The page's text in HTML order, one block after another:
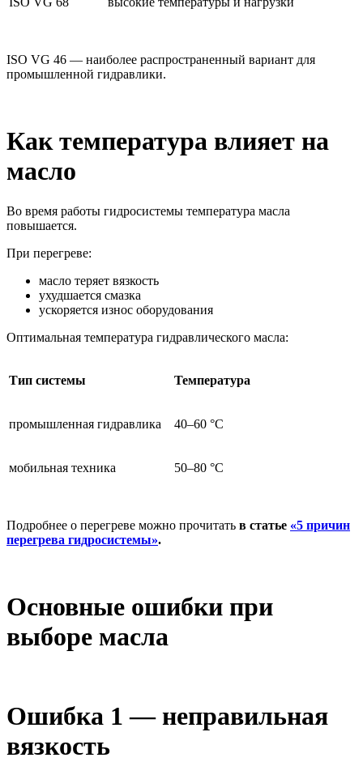
ISO VG 46 — наиболее распространенный вариант для
промышленной гидравлики.
Как температура влияет на
масло
Во время работы гидросистемы температура масла
повышается.
При перегреве:
масло теряет вязкость
ухудшается смазка
ускоряется износ оборудования
Оптимальная температура гидравлического масла:
Тип системы Температура
промышленная гидравлика 40–60 °C
мобильная техника 50–80 °C
Подробнее о перегреве можно прочитать в статье «5 причин
перегрева гидросистемы».
Основные ошибки при
выборе масла
Ошибка 1 — неправильная
вязкость